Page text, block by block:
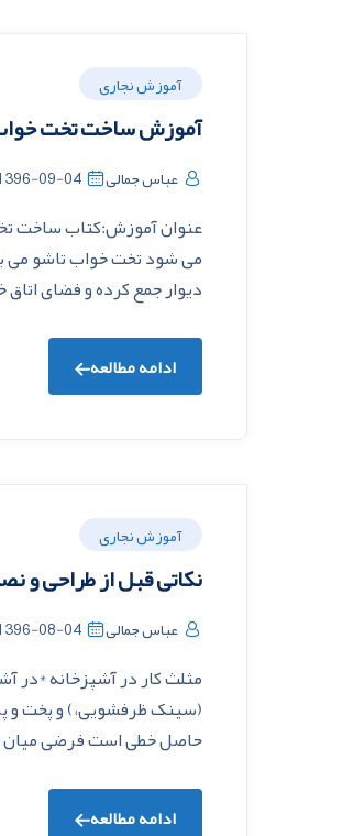
آموزش نجاری
آموزش ساخت تخت
عباس جمالی 09-04
عنوان آموزش:کتاب ساخت
می شود تخت خواب تاشو می
دیوار جمع کرده و فضای
ادامه مطالعه
آموزش نجاری
نکاتی قبل از طراحی و
عباس جمالی 08-04
مثلث کار در آشپزخانه *در
(سینک ظرفشویی،) و پخت و
حاصل خطی است فرضی میان
ادامه مطالعه